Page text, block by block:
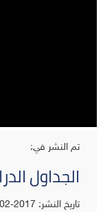
تم النشر في:
الجداول
تاريخ النشر: 2017-02-11T03:04:18+03:00